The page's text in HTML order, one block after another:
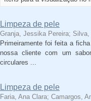
Limpeza de pele
Granja, Jessika Pereira; Silva,
Primeiramente foi feita a
nossa cliente com um
circulares ...
Limpeza de pele
Faria, Ana Clara; Camargos,